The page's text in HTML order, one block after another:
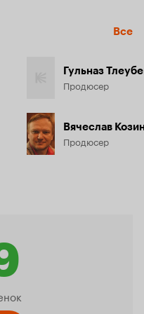
Все
Гульназ
Продюсер
Вячеслав
Продюсер